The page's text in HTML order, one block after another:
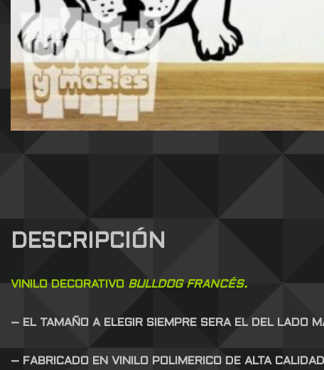
DESCRIPCIÓN
VINILO DECORATIVO BULLDOG FRANCÉS.
– EL TAMAÑO A ELEGIR SIEMPRE SERA EL DEL LADO
– FABRICADO EN VINILO POLIMERICO DE ALTA CALIDAD